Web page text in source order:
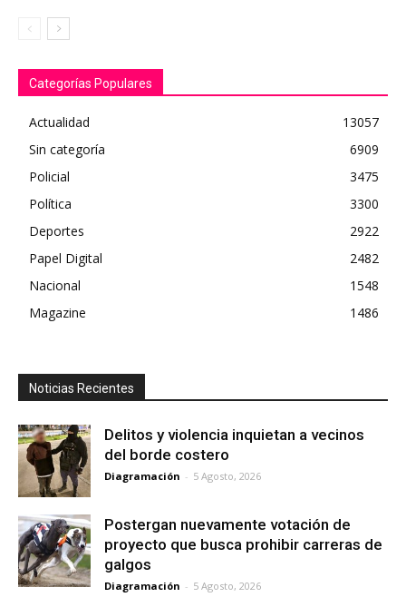
Categorías Populares
Actualidad
13057
Sin categoría
6909
Policial
3475
Política
3300
Deportes
2922
Papel Digital
2482
Nacional
1548
Magazine
1486
Noticias Recientes
Delitos y violencia inquietan a vecinos
del borde costero
Diagramación - 5 Agosto, 2026
Postergan nuevamente votación de
proyecto que busca prohibir carreras de
galgos
Diagramación - 5 Agosto, 2026